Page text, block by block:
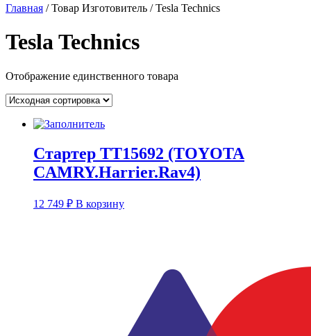
Главная / Товар Изготовитель / Tesla Technics
Tesla Technics
Отображение единственного товара
Стартер TT15692 (TOYOTA
CAMRY.Harrier.Rav4)
12 749 ₽ В корзину